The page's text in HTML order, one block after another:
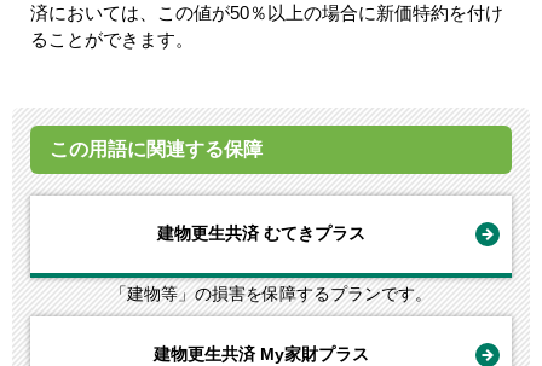
済においては、この値が50％以上の場合に新価特約を付け
ることができます。
この用語に関連する保障
建物更生共済 むてきプラス
「建物等」の損害を保障するプランです。
建物更生共済 My家財プラス